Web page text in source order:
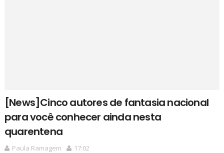
[News]Cinco autores de fantasia nacional
para você conhecer ainda nesta
quarentena
Paula Ramagem
17:02